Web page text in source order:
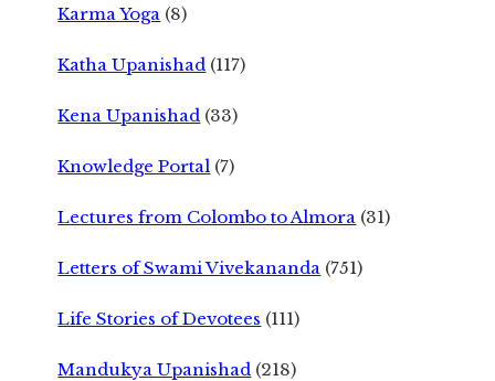
Karma Yoga (8)
Katha Upanishad (117)
Kena Upanishad (33)
Knowledge Portal (7)
Lectures from Colombo to Almora (31)
Letters of Swami Vivekananda (751)
Life Stories of Devotees (111)
Mandukya Upanishad (218)